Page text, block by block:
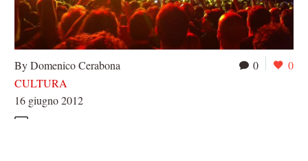
0 0
By Domenico Cerabona
CULTURA
16 giugno 2012